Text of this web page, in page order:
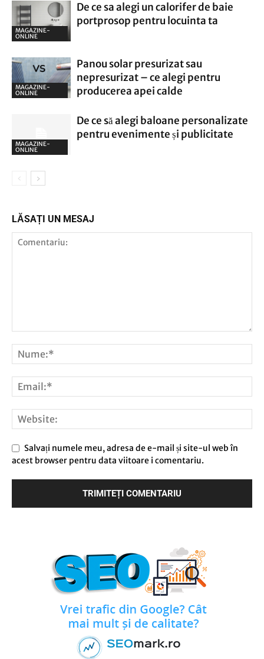
MAGAZINE-
ONLINE
De ce sa alegi un calorifer de baie
portprosop pentru locuinta ta
MAGAZINE-
ONLINE
Panou solar presurizat sau
nepresurizat – ce alegi pentru
producerea apei calde
MAGAZINE-
ONLINE
De ce să alegi baloane personalizate
pentru evenimente și publicitate
LĂSAȚI UN MESAJ
Salvați numele meu, adresa de e-mail și site-ul web în
acest browser pentru data viitoare i comentariu.